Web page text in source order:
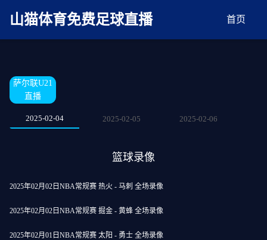
AV在线无码麻豆
山猫体育免费足球直播 首页
萨尔联U21
直播
2025-02-04 2025-02-05 2025-02-06
篮球录像
2025年02月02日NBA常规赛 热火 - 马刺 全场录像
2025年02月02日NBA常规赛 掘金 - 黄蜂 全场录像
2025年02月01日NBA常规赛 太阳 - 勇士 全场录像